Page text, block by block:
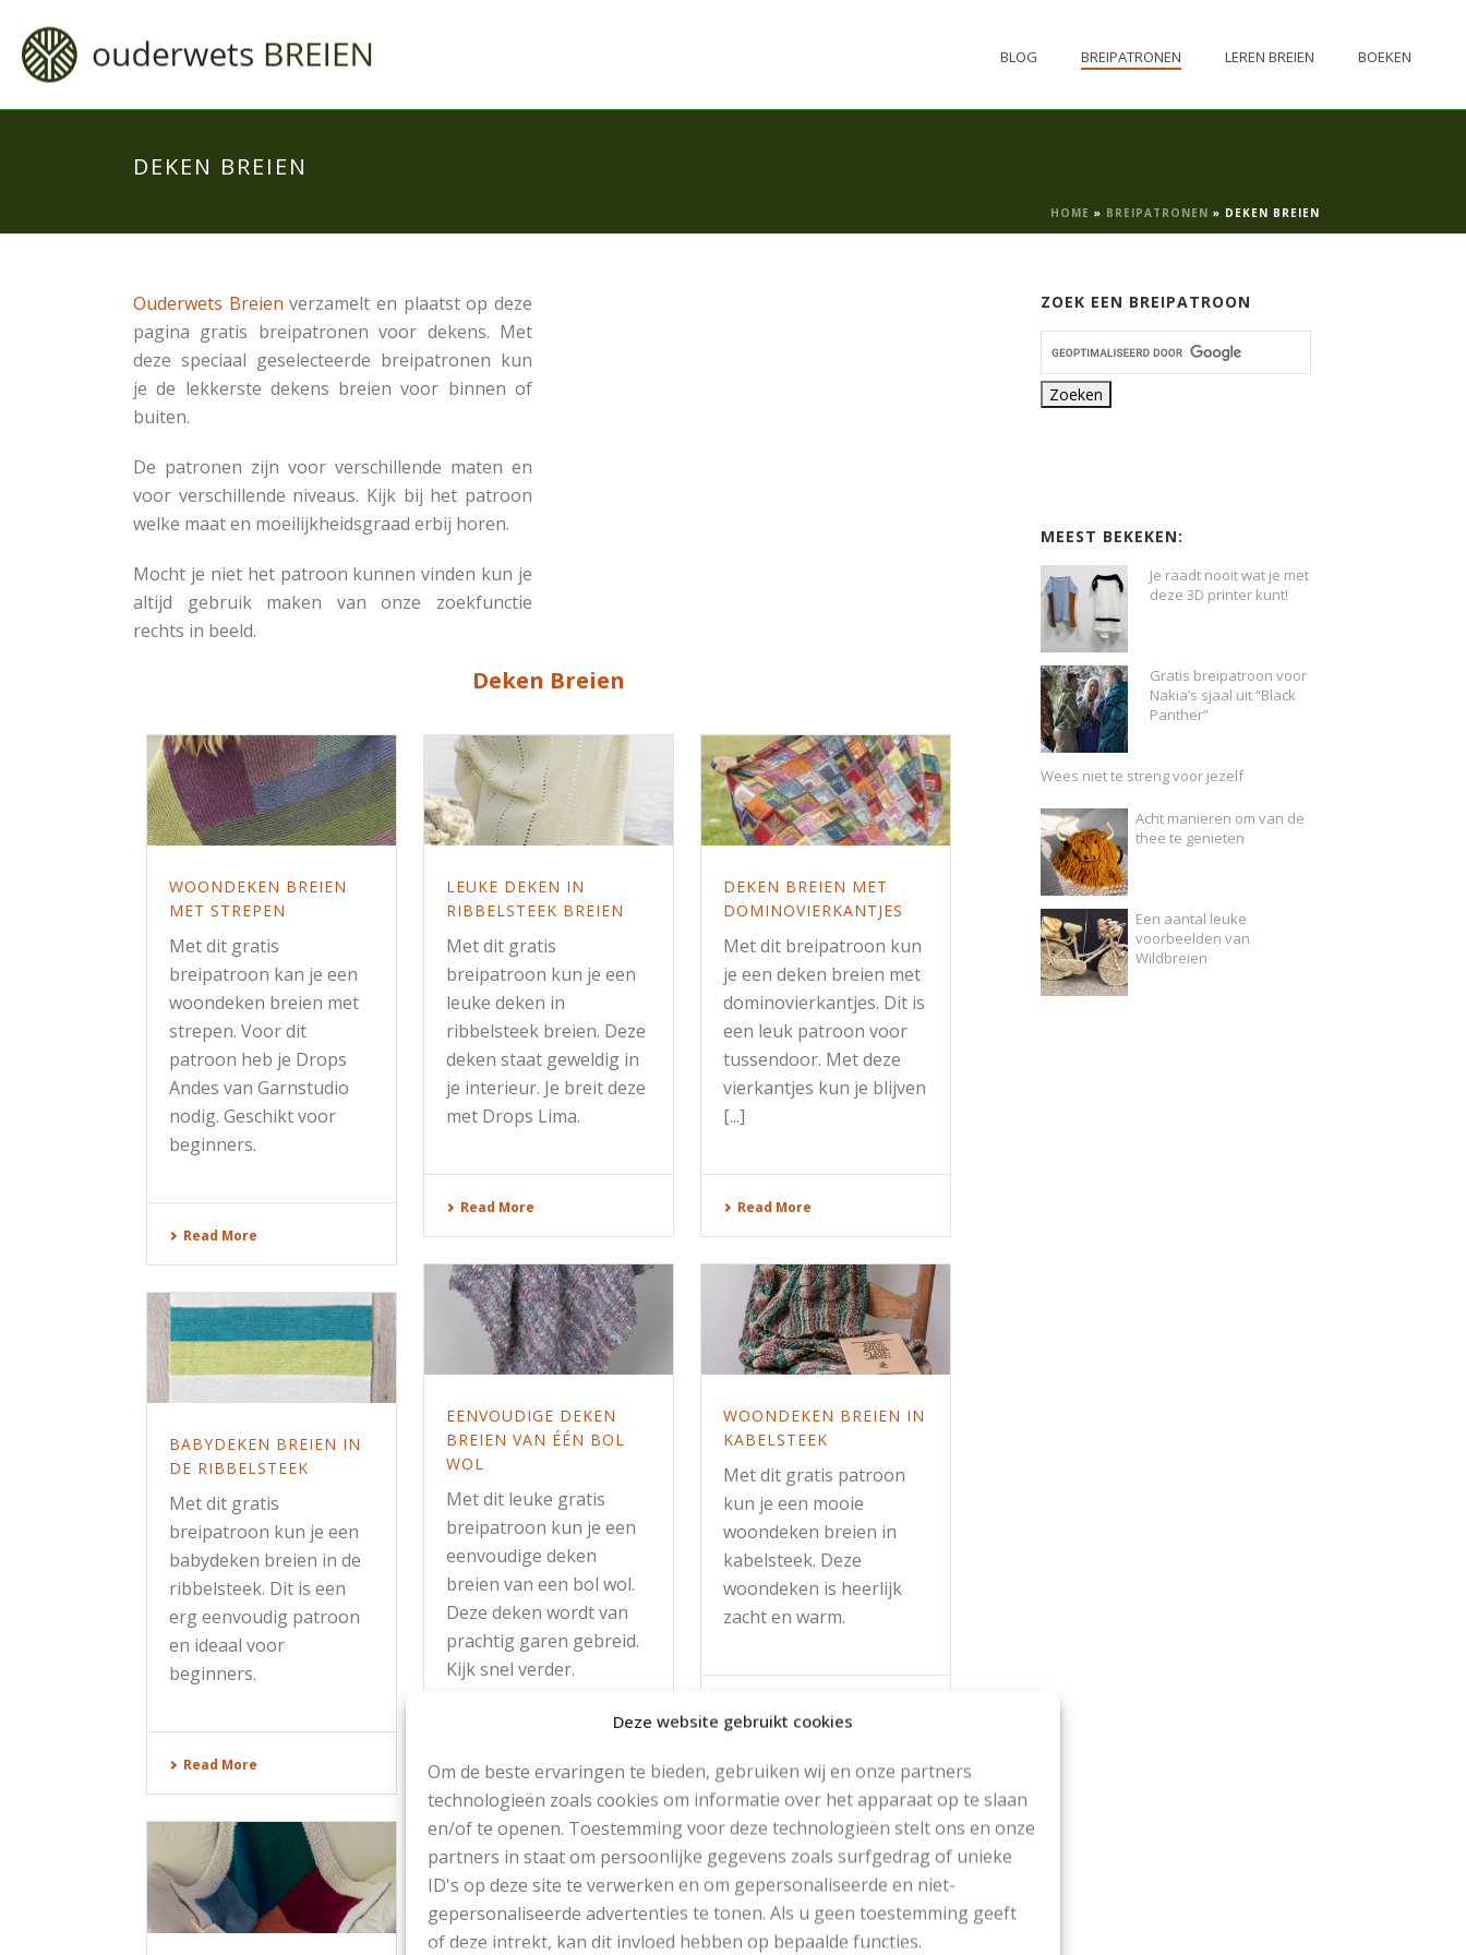
Deze website gebruikt cookies
Om de beste ervaringen te bieden, gebruiken wij en onze partners
technologieën zoals cookies om informatie over het apparaat op te slaan
en/of te openen. Toestemming voor deze technologieën stelt ons en onze
partners in staat om persoonlijke gegevens zoals surfgedrag of unieke
ID's op deze site te verwerken en om gepersonaliseerde en niet-
gepersonaliseerde advertenties te tonen. Als u geen toestemming geeft
of deze intrekt, kan dit invloed hebben op bepaalde functies.
BLOG BREIPATRONEN LEREN BREIEN BOEKEN
DEKEN BREIEN
HOME » BREIPATRONEN » DEKEN BREIEN
Ouderwets Breien verzamelt en plaatst op deze
pagina gratis breipatronen voor dekens. Met
deze speciaal geselecteerde breipatronen kun
je de lekkerste dekens breien voor binnen of
buiten.
De patronen zijn voor verschillende maten en
voor verschillende niveaus. Kijk bij het patroon
welke maat en moeilijkheidsgraad erbij horen.
Mocht je niet het patroon kunnen vinden kun je
altijd gebruik maken van onze zoekfunctie
rechts in beeld.
Deken Breien
WOONDEKEN BREIEN
MET STREPEN
Met dit gratis
breipatroon kan je een
woondeken breien met
strepen. Voor dit
patroon heb je Drops
Andes van Garnstudio
nodig. Geschikt voor
beginners.
Read More
LEUKE DEKEN IN
RIBBELSTEEK BREIEN
Met dit gratis
breipatroon kun je een
leuke deken in
ribbelsteek breien. Deze
deken staat geweldig in
je interieur. Je breit deze
met Drops Lima.
Read More
DEKEN BREIEN MET
DOMINOVIERKANTJES
Met dit breipatroon kun
je een deken breien met
dominovierkantjes. Dit is
een leuk patroon voor
tussendoor. Met deze
vierkantjes kun je blijven
[...]
Read More
EENVOUDIGE DEKEN
BREIEN VAN ÉÉN BOL
WOL
Met dit leuke gratis
breipatroon kun je een
eenvoudige deken
breien van een bol wol.
Deze deken wordt van
prachtig garen gebreid.
Kijk snel verder.
WOONDEKEN BREIEN IN
KABELSTEEK
Met dit gratis patroon
kun je een mooie
woondeken breien in
kabelsteek. Deze
woondeken is heerlijk
zacht en warm.
BABYDEKEN BREIEN IN
DE RIBBELSTEEK
Met dit gratis
breipatroon kun je een
babydeken breien in de
ribbelsteek. Dit is een
erg eenvoudig patroon
en ideaal voor
beginners.
Read More
PONCHO VAN BOVEN
NAAR BENEDEN BREIEN
ZOEK EEN BREIPATROON
MEEST BEKEKEN:
Je raadt nooit wat je met
deze 3D printer kunt!
Gratis breipatroon voor
Nakia’s sjaal uit “Black
Panther”
Wees niet te streng voor jezelf
Acht manieren om van de
thee te genieten
Een aantal leuke
voorbeelden van
Wildbreien